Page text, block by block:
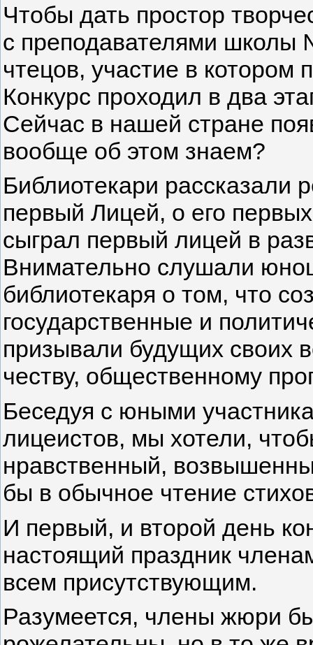
Чтобы дать простор
с преподавателями школы
чтецов, участие в котором
Конкурс прохо­дил в два
Сейчас в нашей стране
вообще об этом знаем?
Библиотекари рассказали
первый Лицей, о его
сыграл первый лицей в
Внимательно слу­шали
библиотекаря о том, что
государствен­ные и
призыва­ли будущих своих
честву, общественному
Беседуя с юными
лицеистов, мы хотели,
нравственный,
бы в обыч­ное чтение
И первый, и второй день
настоящий праздник
всем присутствующим.
Разумеется, члены жюри